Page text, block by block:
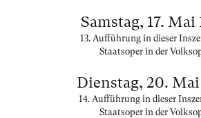
Samstag, 17. Mai
13. Aufführung in dieser
Staatsoper in der
Dienstag, 20. Mai
14. Aufführung in dieser
Staatsoper in der